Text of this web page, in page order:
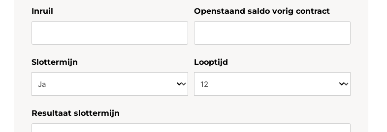
Inruil Openstaand saldo vorig contract
Slottermijn Looptijd
Resultaat slottermijn